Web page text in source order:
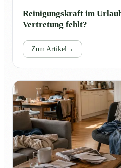
Reinigungskraft im
Vertretung fehlt?
Zum Artikel →